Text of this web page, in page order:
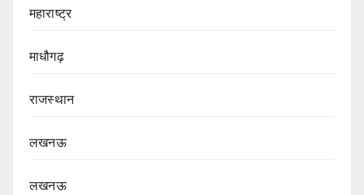
महाराष्ट्र
माधौगढ़
राजस्थान
लखनऊ
लखनऊ